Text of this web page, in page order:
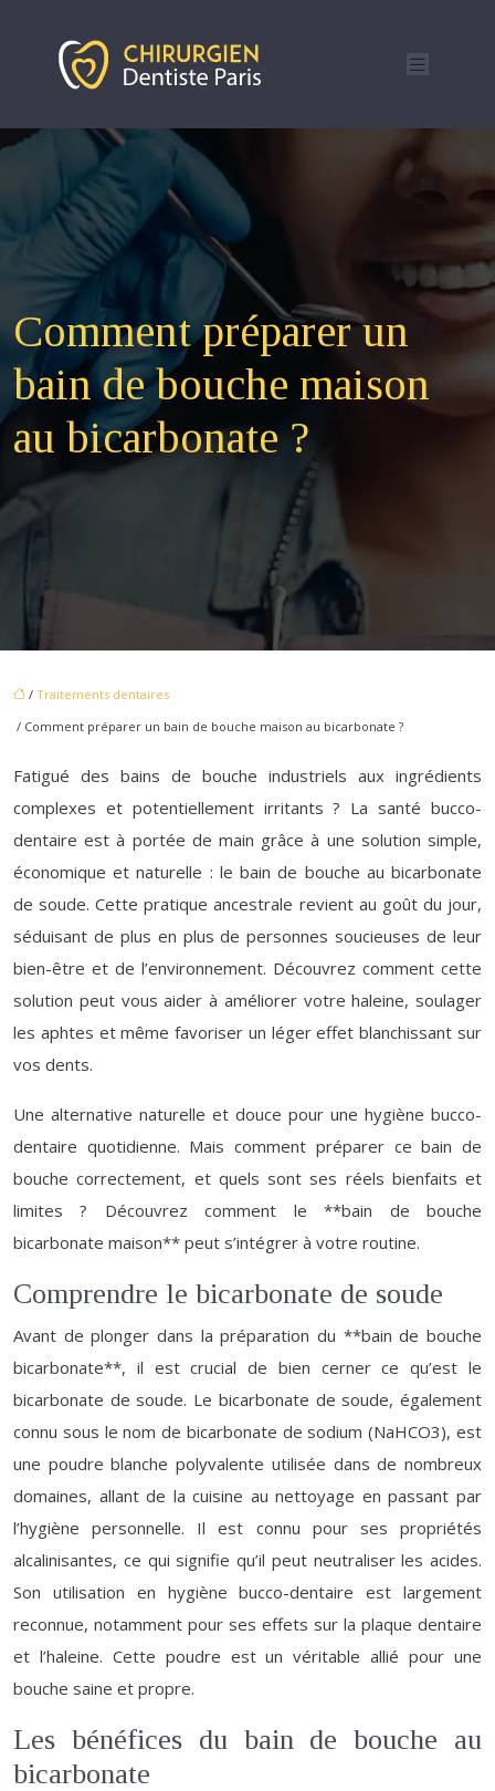
Comment préparer un
bain de bouche maison
au bicarbonate ?
/ Traitements dentaires
/ Comment préparer un bain de bouche maison au bicarbonate ?
Fatigué des bains de bouche industriels aux ingrédients
complexes et potentiellement irritants ? La santé bucco-
dentaire est à portée de main grâce à une solution simple,
économique et naturelle : le bain de bouche au bicarbonate
de soude. Cette pratique ancestrale revient au goût du jour,
séduisant de plus en plus de personnes soucieuses de leur
bien-être et de l’environnement. Découvrez comment cette
solution peut vous aider à améliorer votre haleine, soulager
les aphtes et même favoriser un léger effet blanchissant sur
vos dents.
Une alternative naturelle et douce pour une hygiène bucco-
dentaire quotidienne. Mais comment préparer ce bain de
bouche correctement, et quels sont ses réels bienfaits et
limites ? Découvrez comment le **bain de bouche
bicarbonate maison** peut s’intégrer à votre routine.
Comprendre le bicarbonate de soude
Avant de plonger dans la préparation du **bain de bouche
bicarbonate**, il est crucial de bien cerner ce qu’est le
bicarbonate de soude. Le bicarbonate de soude, également
connu sous le nom de bicarbonate de sodium (NaHCO3), est
une poudre blanche polyvalente utilisée dans de nombreux
domaines, allant de la cuisine au nettoyage en passant par
l’hygiène personnelle. Il est connu pour ses propriétés
alcalinisantes, ce qui signifie qu’il peut neutraliser les acides.
Son utilisation en hygiène bucco-dentaire est largement
reconnue, notamment pour ses effets sur la plaque dentaire
et l’haleine. Cette poudre est un véritable allié pour une
bouche saine et propre.
Les bénéfices du bain de bouche au
bicarbonate